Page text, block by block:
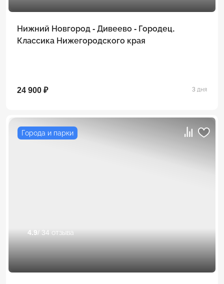
Нижний Новгород - Дивеево - Городец.
Классика Нижегородского края
24 900 ₽ 3 дня
Города и парки
4.9 / 34 отзыва